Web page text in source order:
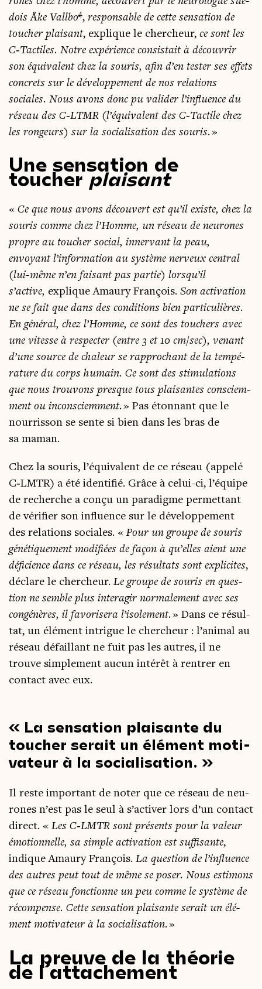
dois Åke Vall­bo4, res­pon­sable de cette sen­sa­tion de
tou­cher plai­sant, explique le cher­cheur, ce sont les
C‑Tactiles. Notre expé­rience consis­tait à décou­vrir
son équi­valent chez la sou­ris, afin d’en tes­ter ses effets
concrets sur le déve­lop­pe­ment de nos rela­tions
sociales. Nous avons donc pu vali­der l’influence du
réseau des C‑LTMR (l’équivalent des C‑Tactile chez
les ron­geurs) sur la socia­li­sa­tion des sou­ris. »
Une sensation de
toucherplaisant
« Ce que nous avons décou­vert est qu’il existe, chez la
sou­ris comme chez l’Homme, un réseau de neu­rones
propre au tou­cher social, inner­vant la peau,
envoyant l’information au sys­tème ner­veux cen­tral
(lui-même n’en fai­sant pas par­tie) lorsqu’il
s’active, explique Amau­ry Fran­çois. Son acti­va­tion
ne se fait que dans des condi­tions bien par­ti­cu­lières.
En géné­ral, chez l’Homme, ce sont des tou­chers avec
une vitesse à res­pec­ter (entre 3 et 10 cm/sec), venant
d’une source de cha­leur se rap­pro­chant de la tem­pé­
ra­ture du corps humain. Ce sont des sti­mu­la­tions
que nous trou­vons presque tous plai­santes consciem­
ment ou incons­ciem­ment. » Pas éton­nant que le
nour­ris­son se sente si bien dans les bras de
sa maman.
Chez la sou­ris, l’équivalent de ce réseau (appe­lé
C‑LMTR) a été iden­ti­fié. Grâce à celui-ci, l’équipe
de recherche a conçu un para­digme per­met­tant
de véri­fier son influence sur le déve­lop­pe­ment
des rela­tions sociales. « Pour un groupe de sou­ris
géné­ti­que­ment modi­fiées de façon à qu’elles aient une
défi­cience dans ce réseau, les résul­tats sont expli­cites,
déclare le cher­cheur. Le groupe de sou­ris en ques­
tion ne semble plus inter­agir nor­ma­le­ment avec ses
congé­nères, il favo­ri­se­ra l’isolement. » Dans ce résul­
tat, un élé­ment intrigue le cher­cheur : l’animal au
réseau défaillant ne fuit pas les autres, il ne
trouve sim­ple­ment aucun inté­rêt à ren­trer en
contact avec eux.
La sen­sa­tion plai­sante du
tou­cher serait un élé­ment moti­
va­teur à la socialisation.
Il reste impor­tant de noter que ce réseau de neu­
rones n’est pas le seul à s’activer lors d’un contact
direct. « Les C‑LMTR sont pré­sents pour la valeur
émo­tion­nelle, sa simple acti­va­tion est suf­fi­sante,
indique Amau­ry Fran­çois. La ques­tion de l’influence
des autres peut tout de même se poser. Nous esti­mons
que ce réseau fonc­tionne un peu comme le sys­tème de
récom­pense. Cette sen­sa­tion plai­sante serait un élé­
ment moti­va­teur à la socia­li­sa­tion. »
La preuve de la théorie
de l’attachement